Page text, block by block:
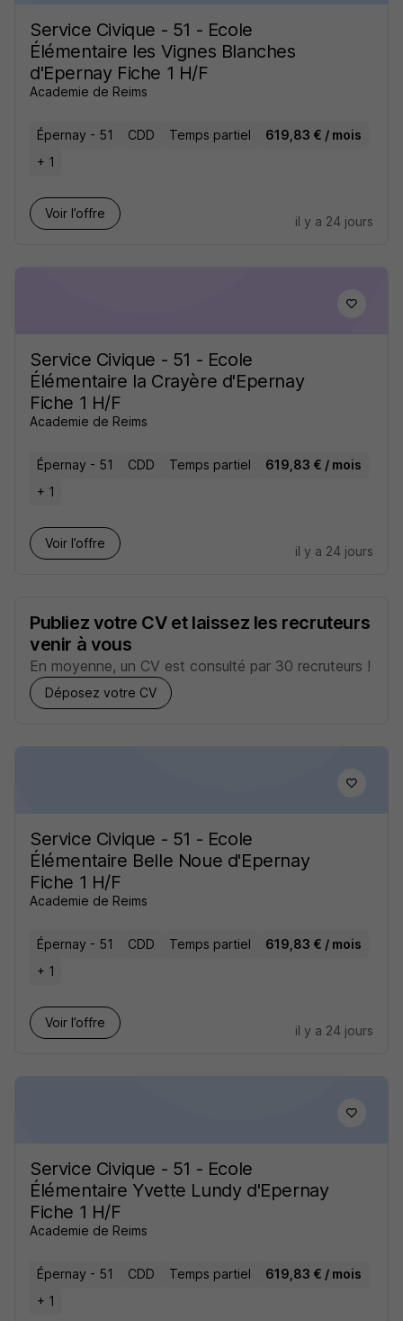
Service Civique - 51 - Ecole
Élémentaire les Vignes Blanches
d'Epernay Fiche 1 H/F
Academie de Reims
Épernay - 51 CDD Temps partiel
619,83 € / mois
+ 1
Voir l’offre
il y a 24 jours
Service Civique - 51 - Ecole
Élémentaire la Crayère d'Epernay
Fiche 1 H/F
Academie de Reims
Épernay - 51 CDD Temps partiel
619,83 € / mois
+ 1
Voir l’offre
il y a 24 jours
Publiez votre CV et laissez les recruteurs
venir à vous
En moyenne, un CV est consulté par 30 recruteurs !
Déposez votre CV
Service Civique - 51 - Ecole
Élémentaire Belle Noue d'Epernay
Fiche 1 H/F
Academie de Reims
Épernay - 51 CDD Temps partiel
619,83 € / mois
+ 1
Voir l’offre
il y a 24 jours
Service Civique - 51 - Ecole
Élémentaire Yvette Lundy d'Epernay
Fiche 1 H/F
Academie de Reims
Épernay - 51 CDD Temps partiel
619,83 € / mois
+ 1